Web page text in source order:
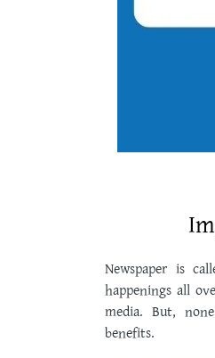
Newspaper is
happenings all
media. But,
benefits.